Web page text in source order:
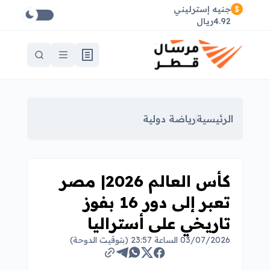
جنيه إسترليني
4.92ريال
الرئيسيةرياضة دولية
كأس العالم 2026| مصر
تعبر إلى دور 16 بفوز
تاريخي على أستراليا
03/07/2026 الساعة 23:57 (بتوقيت الدوحة)